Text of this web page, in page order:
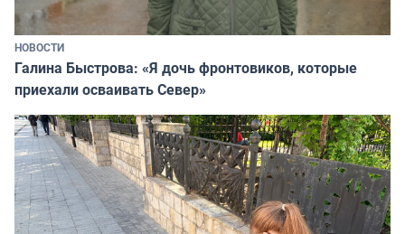
НОВОСТИ
Галина Быстрова: «Я дочь фронтовиков, которые
приехали осваивать Север»